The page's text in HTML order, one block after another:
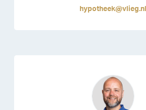
hypotheek@vlieg.nl